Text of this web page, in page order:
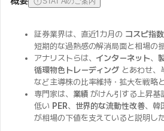
証券業界は、直近1カ月の コスピ指
短期的な過熱感の解消局面と相場の
アナリストらは、 インターネット、
循環物色トレーディング とあわせ、
など主導株の比率維持・拡大を戦略
専門家は、 業績 がけん引する上昇基
低い PER、 世界的な流動性改善、韓
が相場の下値を支えていると説明した